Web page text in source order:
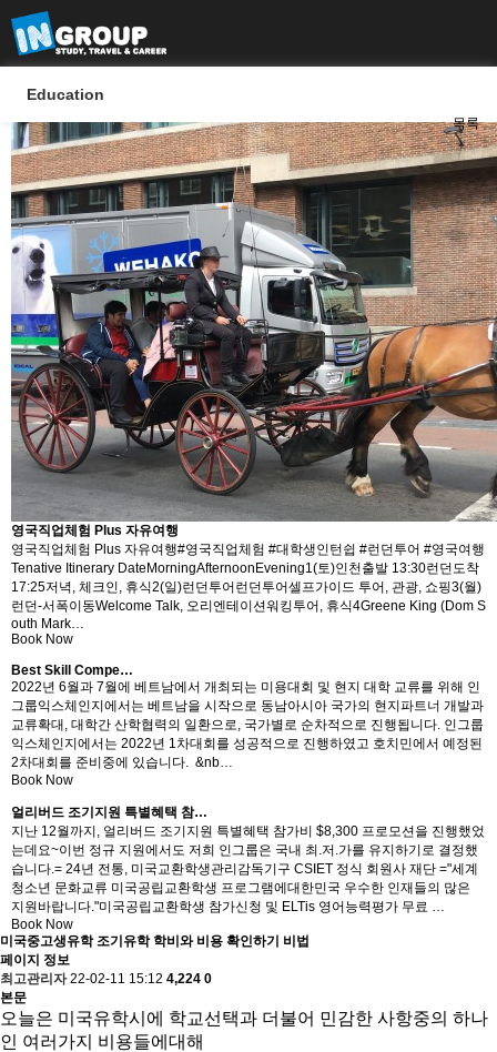
Education
영국직업체험 Plus 자유여행
영국직업체험 Plus 자유여행#영국직업체험 #대학생인턴쉽 #런던투어 #영국여행
Tenative Itinerary DateMorningAfternoonEvening1(토)인천출발 13:30런던도착
17:25저녁, 체크인, 휴식2(일)런던투어런던투어셀프가이드 투어, 관광, 쇼핑3(월)
런던-서폭이동Welcome Talk, 오리엔테이션워킹투어, 휴식4Greene King (Dom S
outh Mark…
Book Now
Best Skill Compe…
2022년 6월과 7월에 베트남에서 개최되는 미용대회 및 현지 대학 교류를 위해 인
그룹익스체인지에서는 베트남을 시작으로 동남아시아 국가의 현지파트너 개발과
교류확대, 대학간 산학협력의 일환으로, 국가별로 순차적으로 진행됩니다. 인그룹
익스체인지에서는 2022년 1차대회를 성공적으로 진행하였고 호치민에서 예정된
2차대회를 준비중에 있습니다. &nb…
Book Now
얼리버드 조기지원 특별혜택 참…
지난 12월까지, 얼리버드 조기지원 특별혜택 참가비 $8,300 프로모션을 진행했었
는데요~이번 정규 지원에서도 저희 인그룹은 국내 최.저.가를 유지하기로 결정했
습니다.​= ​24년 전통, 미국교환학생관리감독기구 CSIET 정식 회원사 재단 ="세계
청소년 문화교류 미국공립교환학생 프로그램에대한민국 우수한 인재들의 많은
지원바랍니다."​미국공립교환학생 참가신청 및 ELTis 영어능력평가 무료 …
Book Now
목록
미국중고생유학 조기유학 학비와 비용 확인하기 비법
페이지 정보
최고관리자 22-02-11 15:12 4,224 0
본문
오늘은 미국유학시에 학교선택과 더불어 민감한 사항중의 하나
인 여러가지 비용들에대해